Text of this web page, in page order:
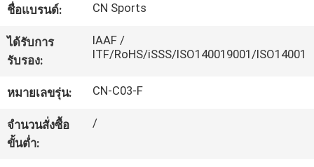
กับ
เรา
ทัวร์
โรงงาน
ชื่อแบรนด์: CN Sports
ได้รับการ
รับรอง:
IAAF /
ITF/RoHS/iSSS/ISO140019001/ISO14001
หมายเลขรุ่น: CN-C03-F
จำนวนสั่งซื้อ
ขั้นต่ำ:
/